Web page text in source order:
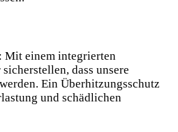
: Mit einem integrierten
dass unsere
Ein Überhitzungsschutz
und schädlichen